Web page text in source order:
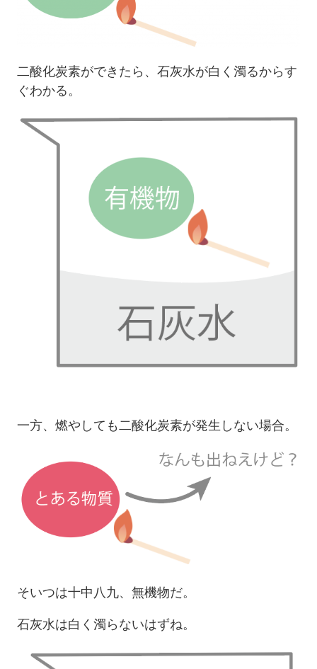
二酸化炭素ができたら、石灰水が白く濁るからす
ぐわかる。
一方、燃やしても二酸化炭素が発生しない場合。
そいつは十中八九、無機物だ。
石灰水は白く濁らないはずね。